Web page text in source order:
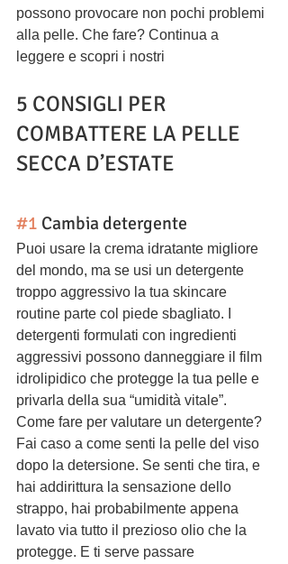
possono provocare non pochi problemi
alla pelle. Che fare? Continua a
leggere e scopri i nostri
5 CONSIGLI PER
COMBATTERE LA PELLE
SECCA D’ESTATE
#1 Cambia detergente
Puoi usare la crema idratante migliore
del mondo, ma se usi un detergente
troppo aggressivo la tua skincare
routine parte col piede sbagliato. I
detergenti formulati con ingredienti
aggressivi possono danneggiare il film
idrolipidico che protegge la tua pelle e
privarla della sua “umidità vitale”.
Come fare per valutare un detergente?
Fai caso a come senti la pelle del viso
dopo la detersione. Se senti che tira, e
hai addirittura la sensazione dello
strappo, hai probabilmente appena
lavato via tutto il prezioso olio che la
protegge. E ti serve passare